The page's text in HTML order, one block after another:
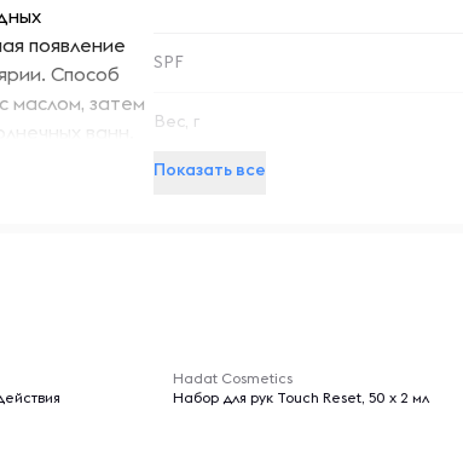
появление
Способ
маслом, затем
ванн.
бронзовый
SPF
Вес, г
Показать все
Hadat Cosmetics
Набор для рук Touch Reset, 50 x 2 мл